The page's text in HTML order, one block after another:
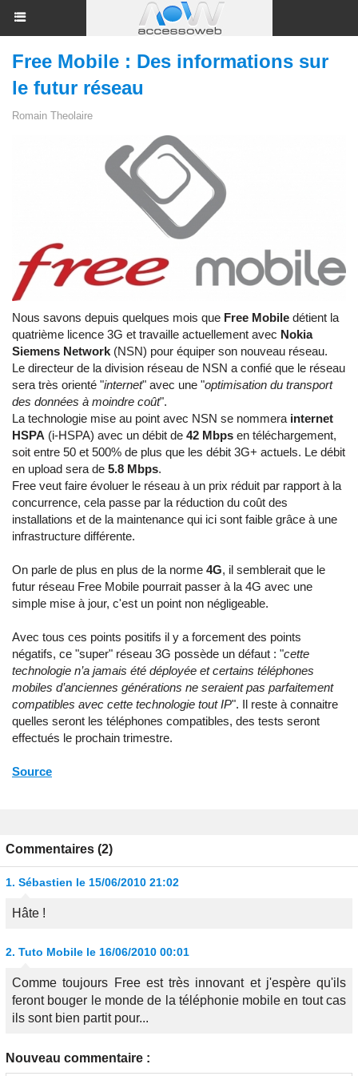
Free Mobile : Des informations sur
le futur réseau
Romain Theolaire
Nous savons depuis quelques mois que Free Mobile détient la
quatrième licence 3G et travaille actuellement avec Nokia
Siemens Network (NSN) pour équiper son nouveau réseau.
Le directeur de la division réseau de NSN a confié que le réseau
sera très orienté "internet" avec une "optimisation du transport
des données à moindre coût".
La technologie mise au point avec NSN se nommera internet
HSPA (i-HSPA) avec un débit de 42 Mbps en téléchargement,
soit entre 50 et 500% de plus que les débit 3G+ actuels. Le débit
en upload sera de 5.8 Mbps.
Free veut faire évoluer le réseau à un prix réduit par rapport à la
concurrence, cela passe par la réduction du coût des
installations et de la maintenance qui ici sont faible grâce à une
infrastructure différente.
On parle de plus en plus de la norme 4G, il semblerait que le
futur réseau Free Mobile pourrait passer à la 4G avec une
simple mise à jour, c'est un point non négligeable.
Avec tous ces points positifs il y a forcement des points
négatifs, ce "super" réseau 3G possède un défaut : "cette
technologie n’a jamais été déployée et certains téléphones
mobiles d’anciennes générations ne seraient pas parfaitement
compatibles avec cette technologie tout IP". Il reste à connaitre
quelles seront les téléphones compatibles, des tests seront
effectués le prochain trimestre.
Source
Commentaires (2)
1. Sébastien le 15/06/2010 21:02
Hâte !
2. Tuto Mobile le 16/06/2010 00:01
Comme toujours Free est très innovant et j'espère qu'ils
feront bouger le monde de la téléphonie mobile en tout cas
ils sont bien partit pour...
Nouveau commentaire :